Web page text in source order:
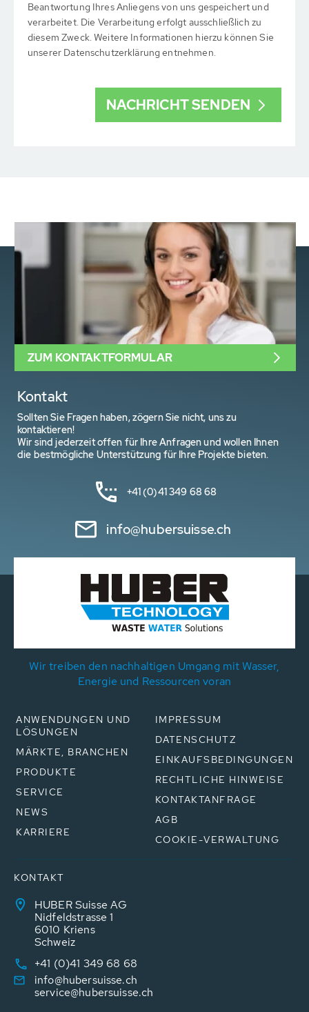
Beantwortung Ihres Anliegens von uns gespeichert und
verarbeitet. Die Verarbeitung erfolgt ausschließlich zu
diesem Zweck. Weitere Informationen hierzu können Sie
unserer Datenschutzerklärung entnehmen.
Kontakt
Sollten Sie Fragen haben, zögern Sie nicht, uns zu
kontaktieren!
Wir sind jederzeit offen für Ihre Anfragen und wollen Ihnen
die bestmögliche Unterstützung für Ihre Projekte bieten.
+41 (0)41 349 68 68
info@hubersuisse.ch
ZUM KONTAKTFORMULAR
Wir treiben den nachhaltigen Umgang mit Wasser,
Energie und Ressourcen voran
ANWENDUNGEN UND
LÖSUNGEN
MÄRKTE, BRANCHEN
PRODUKTE
SERVICE
NEWS
KARRIERE
IMPRESSUM
DATENSCHUTZ
EINKAUFSBEDINGUNGEN
RECHTLICHE HINWEISE
KONTAKTANFRAGE
AGB
COOKIE-VERWALTUNG
KONTAKT
HUBER Suisse AG
Nidfeldstrasse 1
6010 Kriens
Schweiz
+41 (0)41 349 68 68
info@hubersuisse.ch
service@hubersuisse.ch